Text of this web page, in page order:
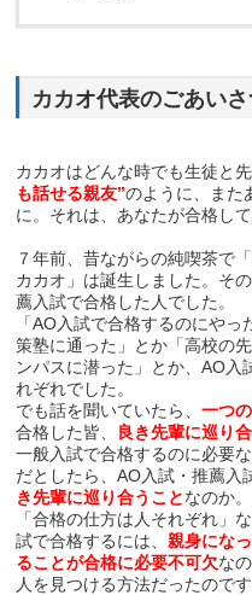
カカオ代表のごあい
カカオはどんな時でも生徒と
も話せる親友”のように、また
に。それは、あなたが合格し
７年前、昔ながらの純喫茶で
カカオ」は誕生しました。そ
薦入試で合格した人でした。
「AO入試で合格するのにや
策塾に通った」とか「高校の
ンパスに潜った」とか、AO入
れぞれでした。
でも話を聞いていたら、一つ
合格した皆、 良き先輩に巡り
一般入試で合格するのに必要
だとしたら、AO入試・推薦入
き先輩に巡り合うことなのか。
「合格の仕方は人それぞれ」
試で合格するには、親身にな
ることが合格に必要不可欠な
人を見つける方法だったのです